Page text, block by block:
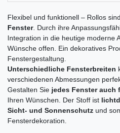
Flexibel und funktionell – Rollos
Fenster. Durch ihre
Integration in die heutige moderne
Wünsche offen. Ein dekoratives
Fenstergestaltung.
Unterschiedliche Fensterbreiten
verschiedenen Abmessungen
Gestalten Sie jedes Fenster
Ihren Wünschen. Der Stoff ist
Sicht- und Sonnenschutz und
Fensterdekoration.